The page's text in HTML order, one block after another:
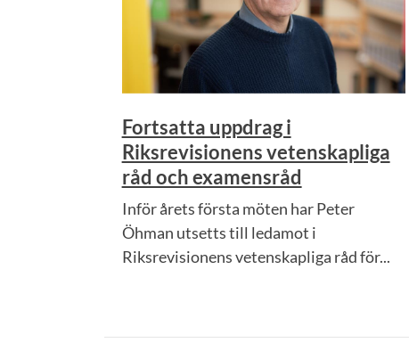
Fortsatta uppdrag i
Riksrevisionens vetenskapliga
råd och examensråd
Inför årets första möten har Peter
Öhman utsetts till ledamot i
Riksrevisionens vetenskapliga råd för...